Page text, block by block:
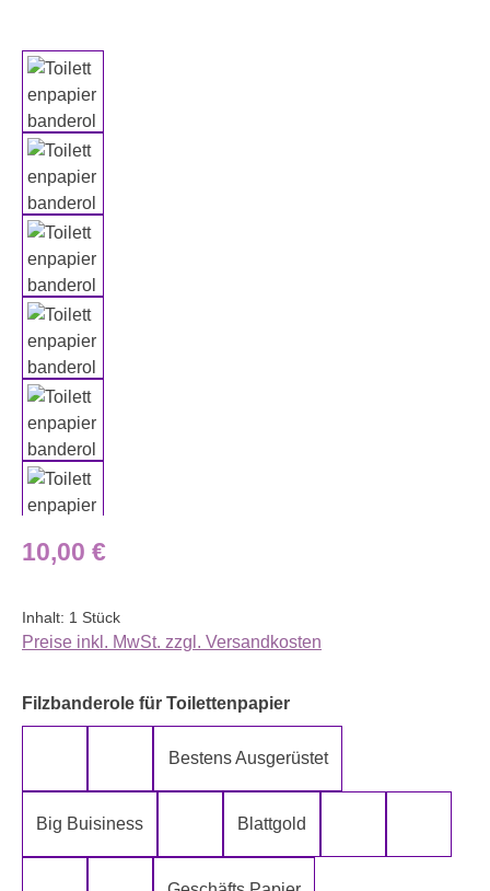
Regulärer Preis:
10,00 €
Inhalt: 1 Stück
Preise inkl. MwSt. zzgl. Versandkosten
Filzbanderole für Toilettenpapierauswählen
5-Lagig ich kann´s mir leisten
Alter spielt keine Rolle
Bestens Ausgerüstet
Big Buisiness
Bitte bleiben sie während der
Blattgold